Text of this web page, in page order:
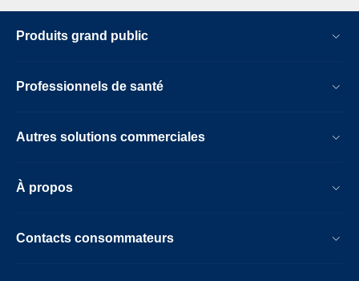
Produits grand public
Professionnels de santé
Autres solutions commerciales
À propos
Contacts consommateurs